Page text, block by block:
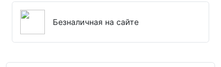
Безналичная на сайте